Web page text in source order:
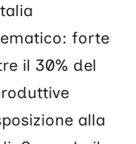
forte
il 30% del
alla